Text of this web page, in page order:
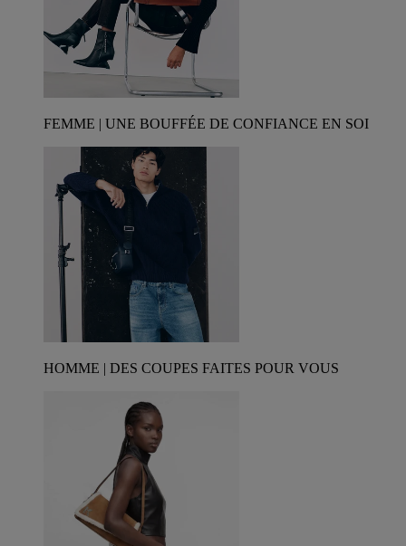
FEMME | UNE BOUFFÉE DE CONFIANCE EN SOI
HOMME | DES COUPES FAITES POUR VOUS